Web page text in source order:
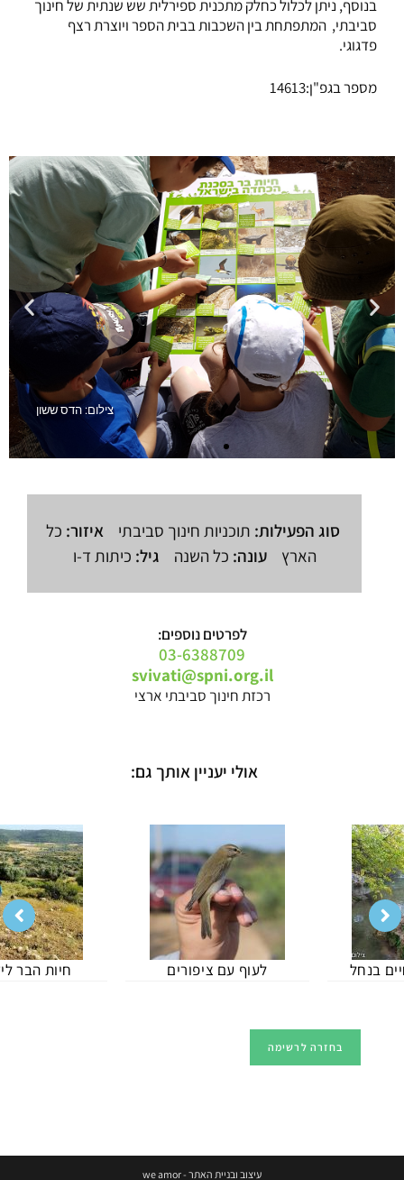
בנוסף, ניתן לכלול כחלק מתכנית ספירלית שש שנתית של חינוך
סביבתי, המתפתחת בין השכבות בבית הספר ויוצרת רצף
פדגוגי.
מספר בגפ"ן:14613
צילום: הדס ששון
סוג הפעילות: תוכניות חינוך סביבתי איזור: כל
הארץ
עונה: כל השנה גיל: כיתות ד-ו
לפרטים נוספים:
03-6388709
svivati@spni.org.il
רכזת חינוך סביבתי ארצי
אולי יעניין אותך גם:
לעוף עם ציפורים חיות הבר ליד הבית
עיצוב ובניית האתר - we amor